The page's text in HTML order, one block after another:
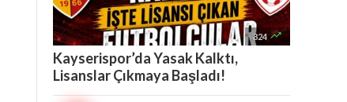
824 
Kayserispor’da Yasak Kalktı,
Lisanslar Çıkmaya Başladı!